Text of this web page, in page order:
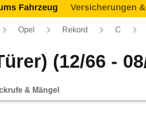
Fahrzeug Versicherungen
Opel Rekord C
(12/66 -
& Mängel